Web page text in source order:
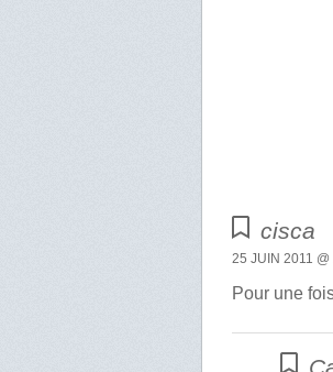
cisca
25 JUIN 2011 @
Pour une